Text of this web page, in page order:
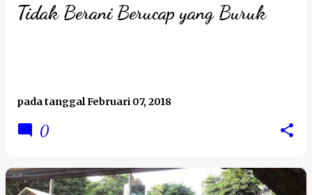
Tidak Berani Berucap yang Buruk
pada tanggalFebruari 07, 2018
0